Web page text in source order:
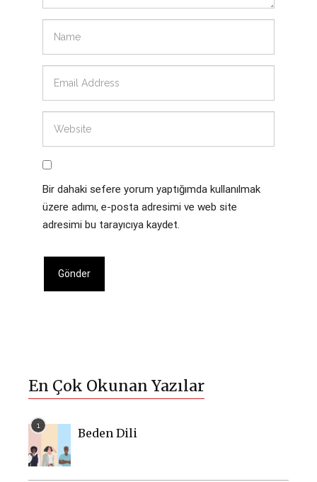
Bir dahaki sefere yorum yaptığımda kullanılmak
üzere adımı, e-posta adresimi ve web site
adresimi bu tarayıcıya kaydet.
En Çok Okunan Yazılar
Beden Dili